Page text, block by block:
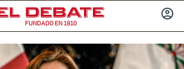
FUNDADO EN 1910